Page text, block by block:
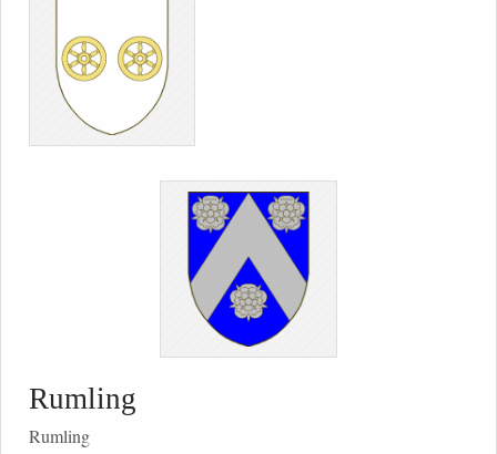
Rumling
Rumling